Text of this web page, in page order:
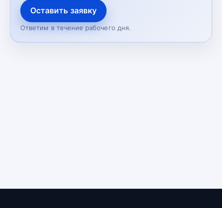
Оставить заявку
Ответим в течение рабочего дня.